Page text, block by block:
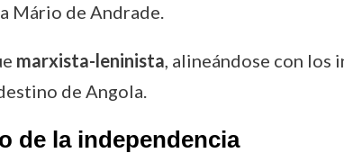
Mário de Andrade.
marxista-leninista, alineándose con los
de Angola.
de la independencia